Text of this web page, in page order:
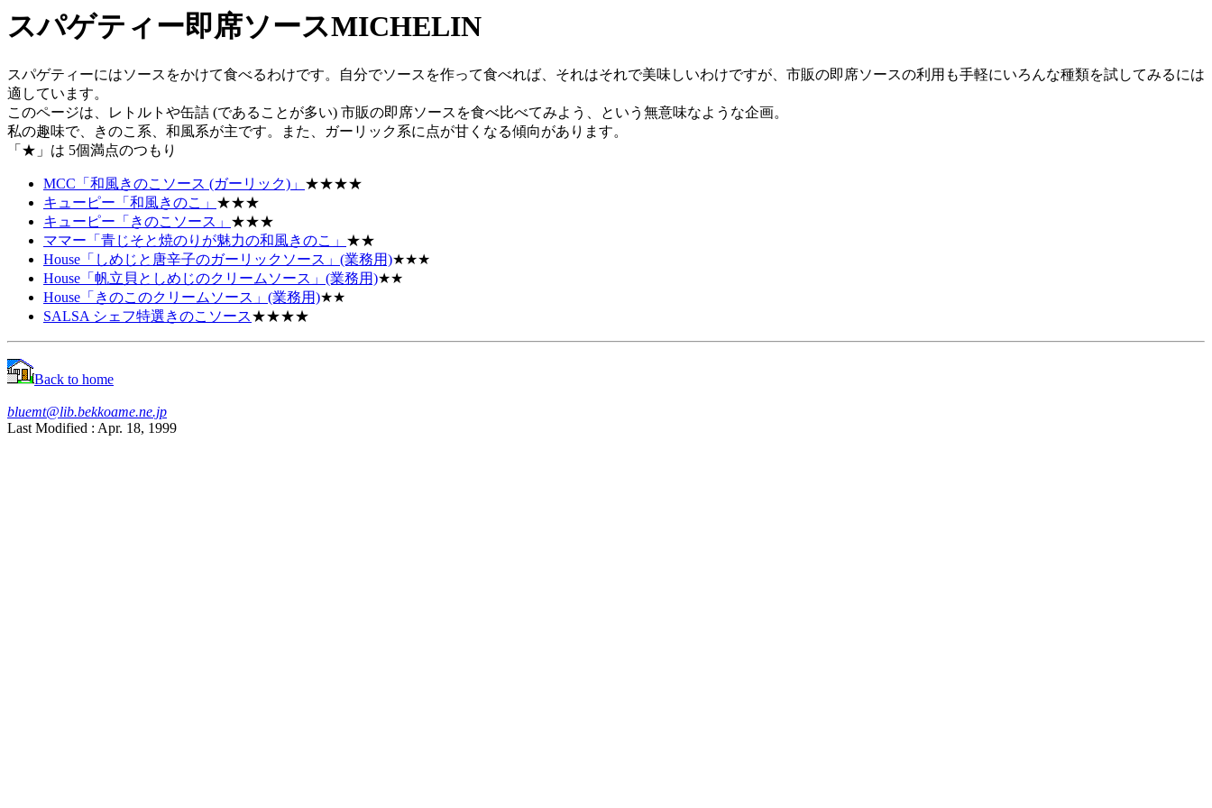
スパゲティー即席ソースMICHELIN
スパゲティーにはソースをかけて食べるわけです。自分でソースを作って食べれば、それはそれで美味しいわけですが、市販の即席ソースの利用も手軽にいろんな種類を試してみるには
適しています。
このページは、レトルトや缶詰 (であることが多い) 市販の即席ソースを食べ比べてみよう、という無意味なような企画。
私の趣味で、きのこ系、和風系が主です。また、ガーリック系に点が甘くなる傾向があります。
「★」は 5個満点のつもり
MCC「和風きのこソース (ガーリック)」 ★★★★
キューピー「和風きのこ」 ★★★
キューピー「きのこソース」 ★★★
ママー「青じそと焼のりが魅力の和風きのこ」 ★★
House「しめじと唐辛子のガーリックソース」(業務用)★★★
House「帆立貝としめじのクリームソース」(業務用)★★
House「きのこのクリームソース」(業務用)★★
SALSA シェフ特選きのこソース★★★★
Back to home
bluemt@lib.bekkoame.ne.jp
Last Modified : Apr. 18, 1999